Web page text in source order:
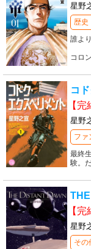
星野
歴史
誰よ
コロ
コ
【完
星野
ファ
最終
験。
【完
星野
その